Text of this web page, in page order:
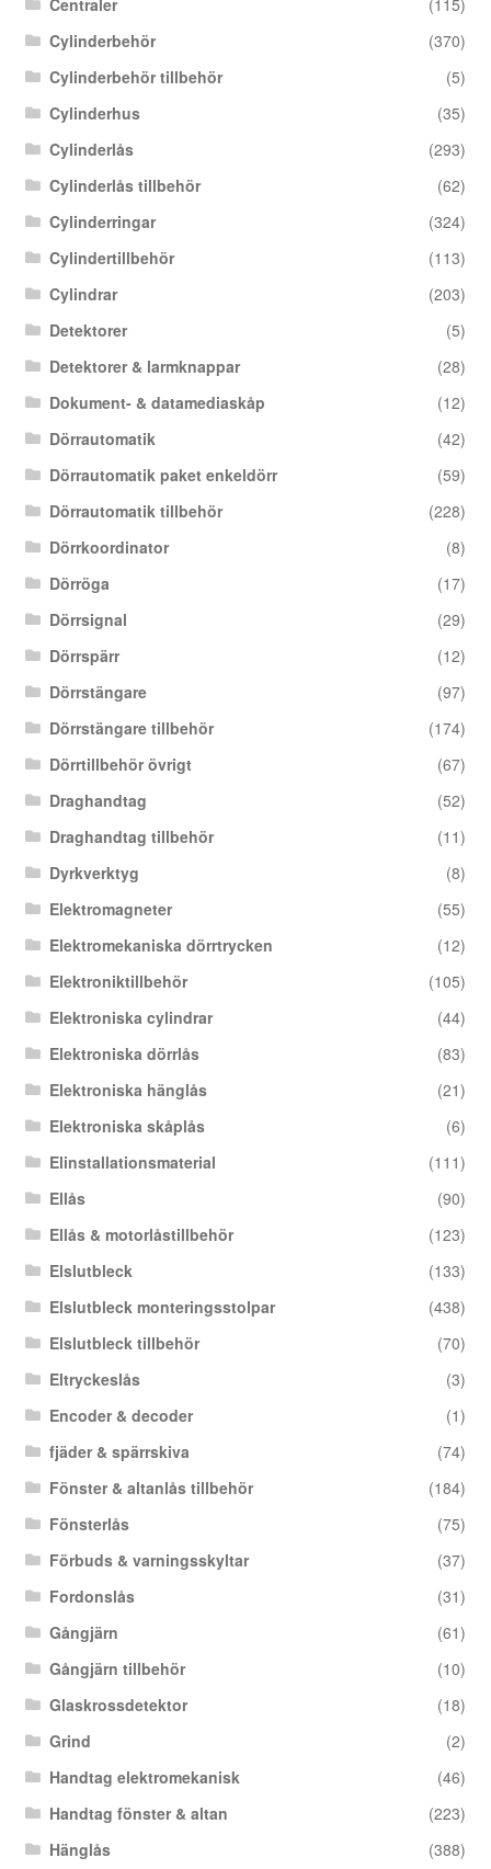
Centraler
(115)
Cylinderbehör
(370)
Cylinderbehör tillbehör
(5)
Cylinderhus
(35)
Cylinderlås
(293)
Cylinderlås tillbehör
(62)
Cylinderringar
(324)
Cylindertillbehör
(113)
Cylindrar
(203)
Detektorer
(5)
Detektorer & larmknappar
(28)
Dokument- & datamediaskåp
(12)
Dörrautomatik
(42)
Dörrautomatik paket enkeldörr
(59)
Dörrautomatik tillbehör
(228)
Dörrkoordinator
(8)
Dörröga
(17)
Dörrsignal
(29)
Dörrspärr
(12)
Dörrstängare
(97)
Dörrstängare tillbehör
(174)
Dörrtillbehör övrigt
(67)
Draghandtag
(52)
Draghandtag tillbehör
(11)
Dyrkverktyg
(8)
Elektromagneter
(55)
Elektromekaniska dörrtrycken
(12)
Elektroniktillbehör
(105)
Elektroniska cylindrar
(44)
Elektroniska dörrlås
(83)
Elektroniska hänglås
(21)
Elektroniska skåplås
(6)
Elinstallationsmaterial
(111)
Ellås
(90)
Ellås & motorlåstillbehör
(123)
Elslutbleck
(133)
Elslutbleck monteringsstolpar
(438)
Elslutbleck tillbehör
(70)
Eltryckeslås
(3)
Encoder & decoder
(1)
fjäder & spärrskiva
(74)
Fönster & altanlås tillbehör
(184)
Fönsterlås
(75)
Förbuds & varningsskyltar
(37)
Fordonslås
(31)
Gångjärn
(61)
Gångjärn tillbehör
(10)
Glaskrossdetektor
(18)
Grind
(2)
Handtag elektromekanisk
(46)
Handtag fönster & altan
(223)
Hänglås
(388)